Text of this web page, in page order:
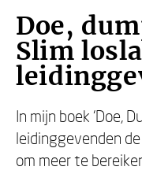
Doe,
Slim
In mijn boek ‘Doe,
leidinggevenden
om meer te